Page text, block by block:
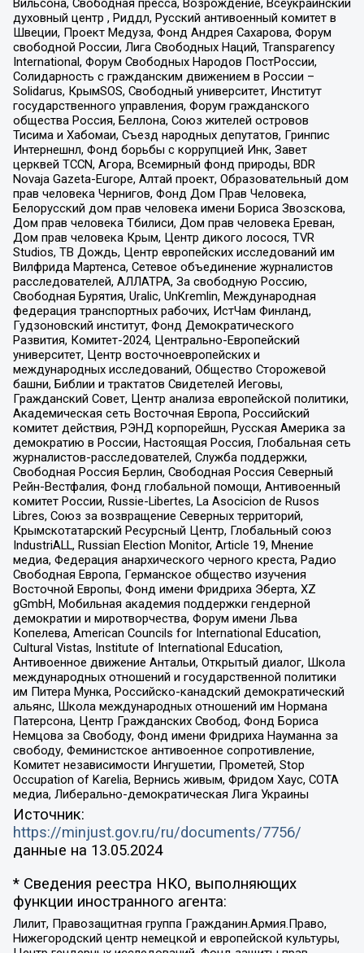
Вильсона, Свободная пресса, Возрождение, Всеукраинский
духовный центр , Риддл, Русский антивоенный комитет в
Швеции, Проект Медуза, Фонд Андрея Сахарова, Форум
свободной России, Лига Свободных Наций, Transparеncy
International, Форум Свободных Народов ПостРоссии,
Солидарность с гражданским движением в России –
Solidarus, КрымSOS, Свободный университет, Институт
государственного управления, Форум гражданского
общества Россия, Беллона, Союз жителей островов
Тисима и Хабомаи, Съезд народных депутатов, Гринпис
Интернешнл, Фонд борьбы с коррупцией Инк, Завет
церквей TCCN, Агора, Всемирный фонд природы, BDR
Novaja Gazeta-Europe, Алтай проект, Образовательный дом
прав человека Чернигов, Фонд Дом Прав Человека,
Белорусский дом прав человека имени Бориса Звозскова,
Дом прав человека Тбилиси, Дом прав человека Ереван,
Дом прав человека Крым, Центр дикого лосося, TVR
Studios, ТВ Дождь, Центр европейских исследований им
Вилфрида Мартенса, Сетевое объединение журналистов
расследователей, АЛЛАТРА, За свободную Россию,
Свободная Бурятия, Uralic, UnKremlin, Международная
федерация транспортных рабочих, ИстЧам Финланд,
Гудзоновский институт, Фонд Демократического
Развития, Комитет-2024, Центрально-Европейский
университет, Центр восточноевропейских и
международных исследований, Общество Сторожевой
башни, Библии и трактатов Свидетелей Иеговы,
Гражданский Совет, Центр анализа европейской политики,
Академическая сеть Восточная Европа, Российский
комитет действия, РЭНД корпорейшн, Русская Америка за
демократию в России, Настоящая Россия, Глобальная сеть
журналистов-расследователей, Служба поддержки,
Свободная Россия Берлин, Свободная Россия Северный
Рейн-Вестфалия, Фонд глобальной помощи, Антивоенный
комитет России, Russie-Libertes, La Asocicion de Rusos
Libres, Союз за возвращение Северных территорий,
Крымскотатарский Ресурсный Центр, Глобальный союз
IndustriALL, Russian Election Monitor, Article 19, Мнение
медиа, Федерация анархического черного креста, Радио
Свободная Европа, Германское общество изучения
Восточной Европы, Фонд имени Фридриха Эберта, XZ
gGmbH, Мобильная академия поддержки гендерной
демократии и миротворчества, Форум имени Льва
Копелева, American Councils for International Education,
Cultural Vistas, Institute of International Education,
Антивоенное движение Антальи, Открытый диалог, Школа
международных отношений и государственной политики
им Питера Мунка, Российско-канадский демократический
альянс, Школа международных отношений им Нормана
Патерсона, Центр Гражданских Свобод, Фонд Бориса
Немцова за Свободу, Фонд имени Фридриха Науманна за
свободу, Феминистское антивоенное сопротивление,
Комитет независимости Ингушетии, Прометей, Stop
Occupation of Karelia, Вернись живым, Фридом Хаус, СОТА
медиа, Либерально-демократическая Лига Украины
Источник:
https://minjust.gov.ru/ru/documents/7756/
данные на 13.05.2024
* Сведения реестра НКО, выполняющих
функции иностранного агента:
Лилит, Правозащитная группа Гражданин.Армия.Право,
Нижегородский центр немецкой и европейской культуры,